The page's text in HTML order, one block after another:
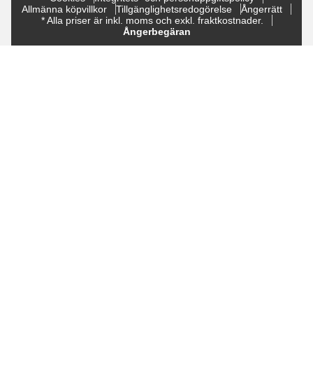
Allmänna köpvillkor
Tillgänglighetsredogörelse
Ångerrätt
* Alla priser är inkl. moms och exkl. fraktkostnader.
Ångerbegäran